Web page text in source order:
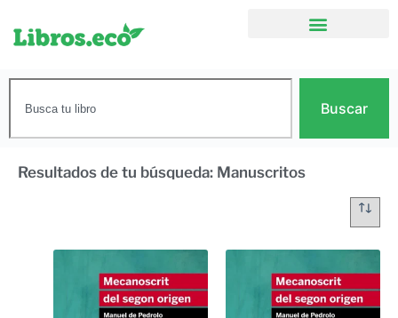
Buscar
Resultados de tu búsqueda: Manuscritos